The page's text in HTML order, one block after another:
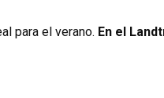
para el verano. En el